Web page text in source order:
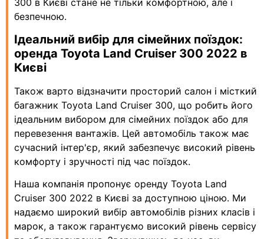
300 в Києві стане не тільки комфортною, але і
безпечною.
Ідеальний вибір для сімейних поїздок:
оренда Toyota Land Cruiser 300 2022 в
Києві
Також варто відзначити просторий салон і місткий
багажник Toyota Land Cruiser 300, що робить його
ідеальним вибором для сімейних поїздок або для
перевезення вантажів. Цей автомобіль також має
сучасний інтер'єр, який забезпечує високий рівень
комфорту і зручності під час поїздок.
Наша компанія пропонує оренду Toyota Land
Cruiser 300 2022 в Києві за доступною ціною. Ми
надаємо широкий вибір автомобілів різних класів і
марок, а також гарантуємо високий рівень сервісу